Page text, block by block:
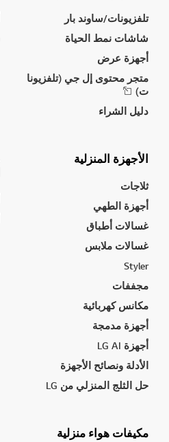
تلفزيونات/ساوند بار
شاشات نمط الحياة
أجهزة عرض
متجر محتوى إل جي (تلفزيونا
ت)
دليل الشراء
الأجهزة المنزلية
ثلاجات
أجهزة الطهي
غسالات أطباق
غسالات ملابس
Styler
مجففات
مكانس كهربائية
أجهزة مدمجة
أجهزة LG AI
الأدلة ونصائح الأجهزة
حل الثلج المنزلي من LG
مكيفات هواء منزلية